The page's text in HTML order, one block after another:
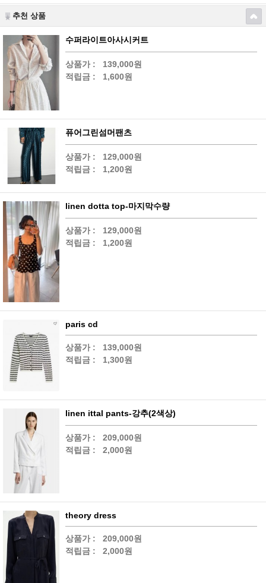
추천 상품
수퍼라이트아사시커트
상품가 :
139,000원
적립금 :
1,600원
퓨어그린섬머팬츠
상품가 :
129,000원
적립금 :
1,200원
linen dotta top-마지막수량
상품가 :
129,000원
적립금 :
1,200원
paris cd
상품가 :
139,000원
적립금 :
1,300원
linen ittal pants-강추(2색상)
상품가 :
209,000원
적립금 :
2,000원
theory dress
상품가 :
209,000원
적립금 :
2,000원